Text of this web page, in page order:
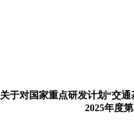
关于对国家重点研发计划“交
2025年度